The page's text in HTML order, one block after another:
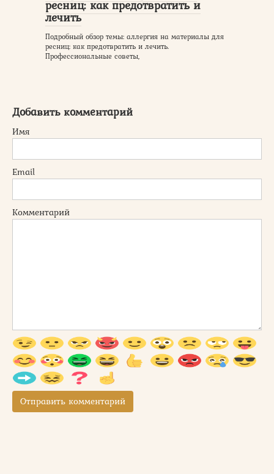
ресниц: как предотвратить и
лечить
Подробный обзор темы: аллергия на материалы для
ресниц: как предотвратить и лечить.
Профессиональные советы,
Добавить комментарий
Имя
Email
Комментарий